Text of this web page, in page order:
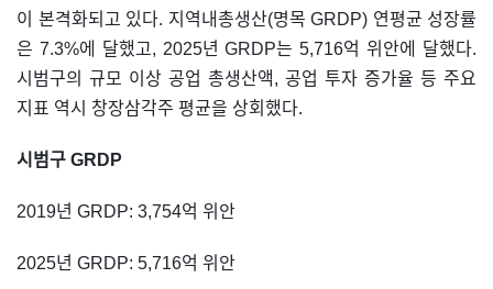
이 본격화되고 있다. 지역내총생산(명목 GRDP) 연평균 성장률
은 7.3%에 달했고, 2025년 GRDP는 5,716억 위안에 달했다.
시범구의 규모 이상 공업 총생산액, 공업 투자 증가율 등 주요
지표 역시 창장삼각주 평균을 상회했다.
시범구 GRDP
2019년 GRDP: 3,754억 위안
2025년 GRDP: 5,716억 위안